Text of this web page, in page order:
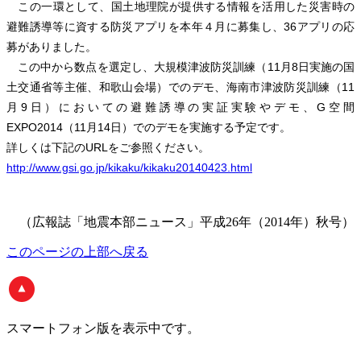
この一環として、国土地理院が提供する情報を活用した災害時の
避難誘導等に資する防災アプリを本年４月に募集し、36アプリの応
募がありました。
この中から数点を選定し、大規模津波防災訓練（11月8日実施の国
土交通省等主催、和歌山会場）でのデモ、海南市津波防災訓練（11
月9日）においての避難誘導の実証実験やデモ、G空間
EXPO2014（11月14日）でのデモを実施する予定です。
詳しくは下記のURLをご参照ください。
http://www.gsi.go.jp/kikaku/kikaku20140423.html
（広報誌「地震本部ニュース」平成26年（2014年）秋号）
このページの上部へ戻る
スマートフォン版 を表示中です。